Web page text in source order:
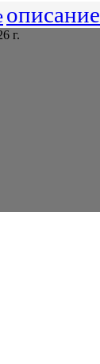
описание
г.